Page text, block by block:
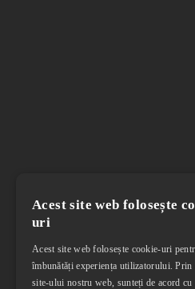
Acest site web folosește
uri
Acest site web folosește cookie-uri
îmbunătăți experiența utilizatorului. Prin
site-ului nostru web, sunteți de acord cu